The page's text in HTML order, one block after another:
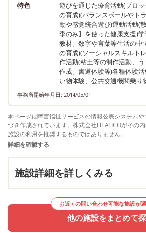
特色
遊びを通じた療育活動(ブロ
の育成)(バランスボールやト
動や感覚統合遊び)運動活動(
季のみ】を使った健康支援)
教材、数字や言葉等生活の中
の育成)(ソーシャルスキルト
作活動(粘土等の制作活動、
作成、書道体験等)各種体験
い物体験、公共交通機関乗り
事務所開始年月日: 2014/05/01
本ページは障害福祉サービスの情報公表システム
づき作成されています。株式会社LITALICOがその
施設の利用を推奨するものではありません。
詳細を確認する
施設詳細を詳しくみる
お近くの問い合わせ可能な施設が
他の施設をまとめて